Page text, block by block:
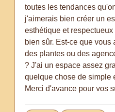
toutes les tendances
j'aimerais bien créer un
esthétique et
bien sûr. Est-ce que vous
des plantes ou des
? J'ai un espace assez
quelque chose de simple
Merci d'avance pour vos